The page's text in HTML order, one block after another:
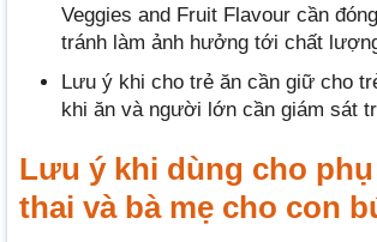
Veggies and Fruit Flavour cần
tránh làm ảnh hưởng tới chất
Lưu ý khi cho trẻ ăn cần giữ cho
khi ăn và người lớn cần giám sát
Lưu ý khi dùng cho
thai và bà mẹ cho con